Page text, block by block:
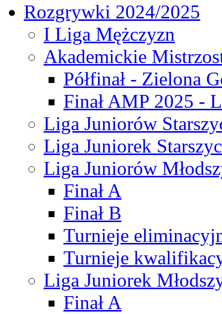
Rozgrywki 2024/2025
I Liga Mężczyzn
Akademickie
Półfinał - Zielona
Finał AMP 2025 -
Liga Juniorów
Liga Juniorek
Liga Juniorów
Finał A
Finał B
Turnieje
Turnieje
Liga Juniorek
Finał A